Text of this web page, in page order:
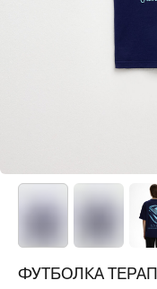
ФУТБОЛКА